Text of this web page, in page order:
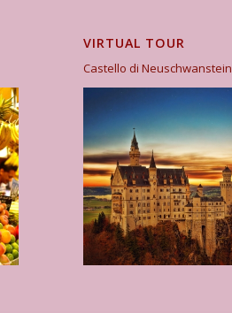
VIRTUAL TOUR
Castello di Neuschwanstein